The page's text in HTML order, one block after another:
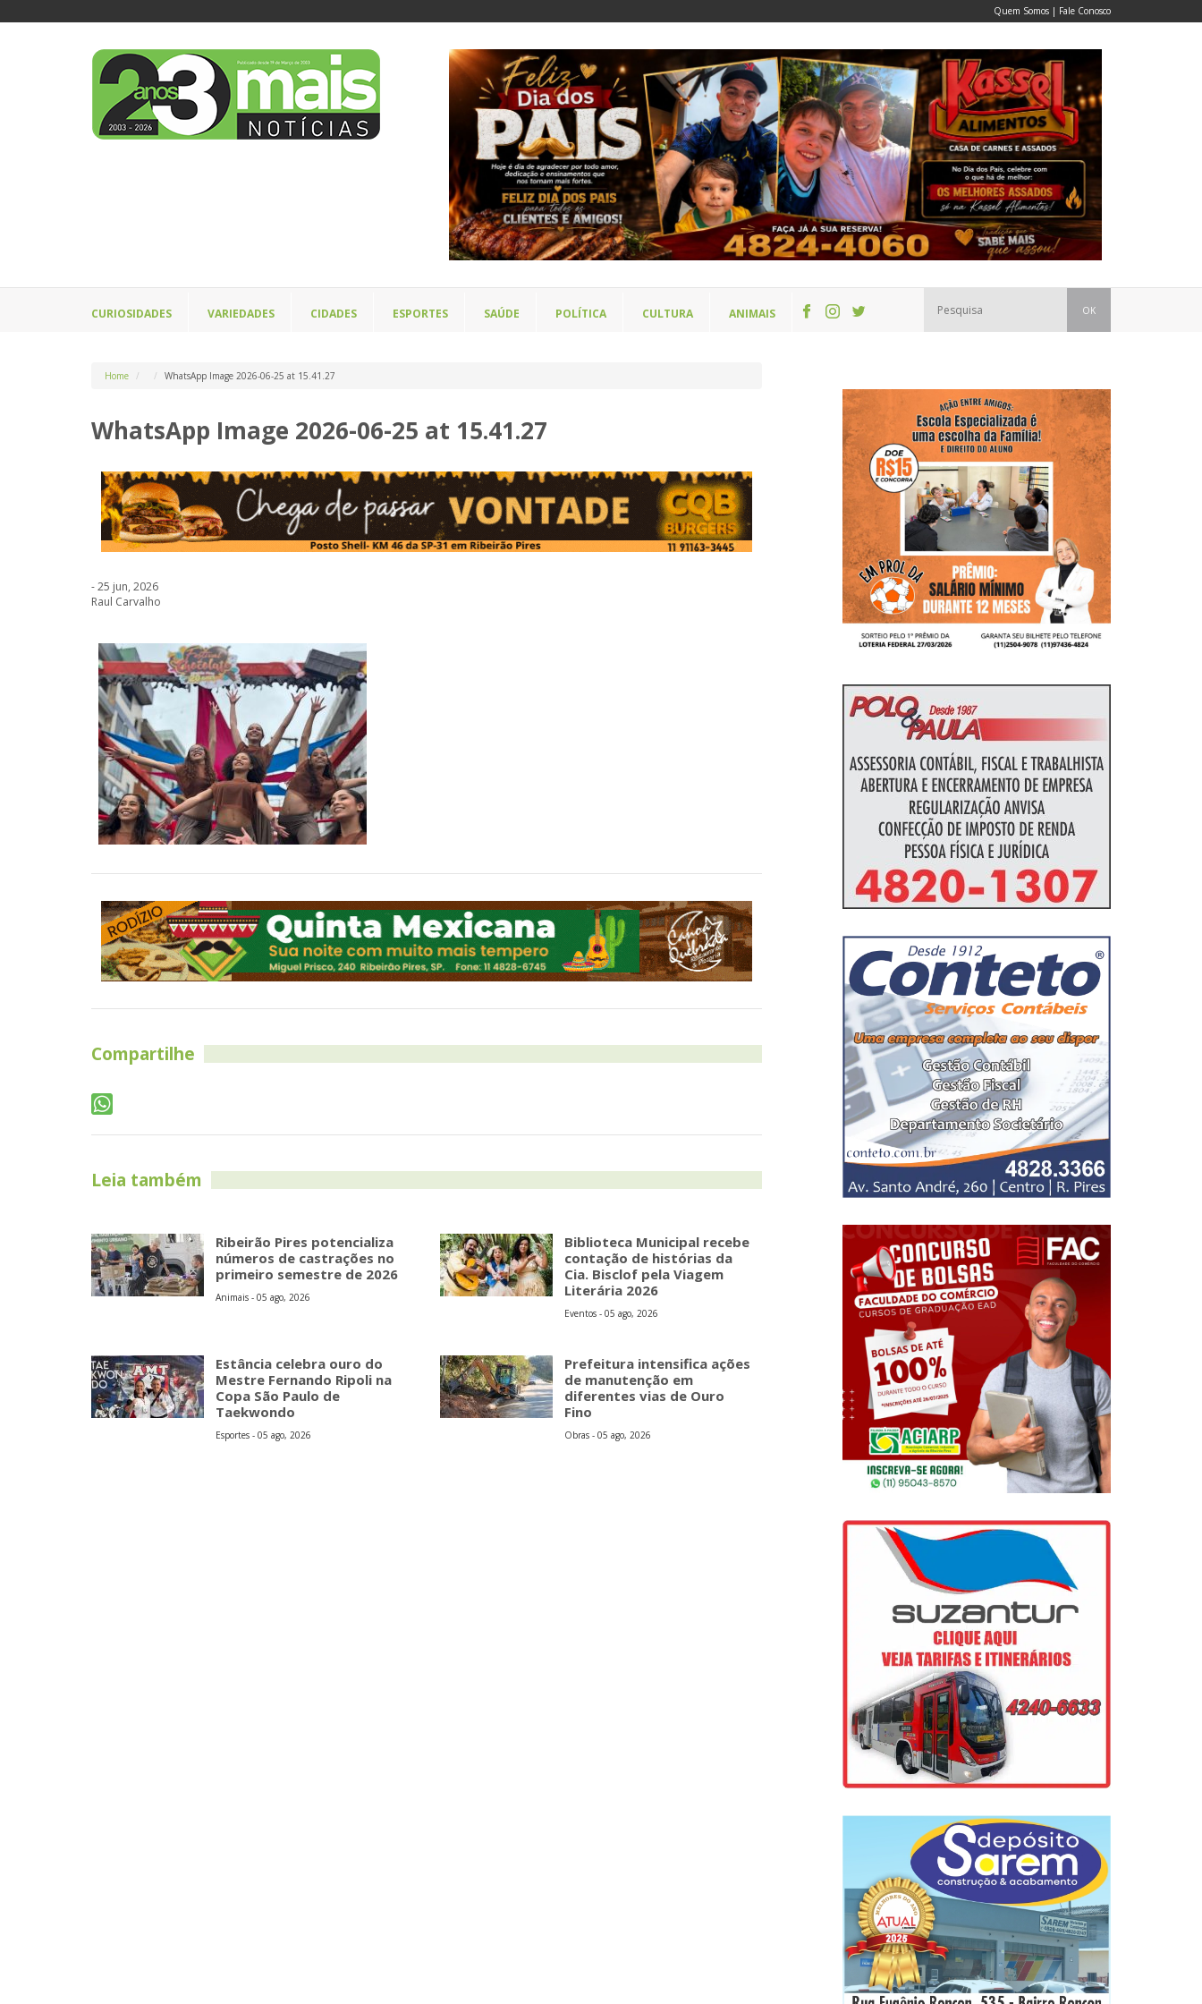
Quem Somos | Fale Conosco
CURIOSIDADES VARIEDADES CIDADES ESPORTES SAÚDE POLÍTICA CULTURA ANIMAIS OK
Home WhatsApp Image 2026-06-25 at 15.41.27
WhatsApp Image 2026-06-25 at 15.41.27
- 25 jun, 2026
Raul Carvalho
Compartilhe
Leia também
Ribeirão Pires potencializa
números de castrações no
primeiro semestre de 2026
Animais - 05 ago, 2026
Biblioteca Municipal recebe
contação de histórias da
Cia. Bisclof pela Viagem
Literária 2026
Eventos - 05 ago, 2026
Estância celebra ouro do
Mestre Fernando Ripoli na
Copa São Paulo de
Taekwondo
Esportes - 05 ago, 2026
Prefeitura intensifica ações
de manutenção em
diferentes vias de Ouro
Fino
Obras - 05 ago, 2026